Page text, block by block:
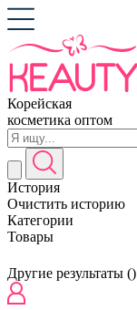
Корейская
косметика оптом
История
Очистить историю
Категории
Товары
Другие результаты ()